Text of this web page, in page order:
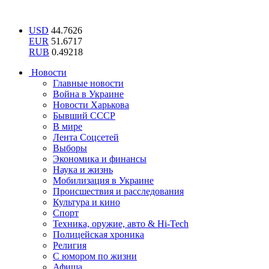
USD 44.7626
EUR 51.6717
RUB 0.49218
Новости
Главные новости
Война в Украине
Новости Харькова
Бывший СССР
В мире
Лента Соцсетей
Выборы
Экономика и финансы
Наука и жизнь
Мобилизация в Украине
Происшествия и расследования
Культура и кино
Спорт
Техника, оружие, авто & Hi-Tech
Полицейская хроника
Религия
С юмором по жизни
Афиша